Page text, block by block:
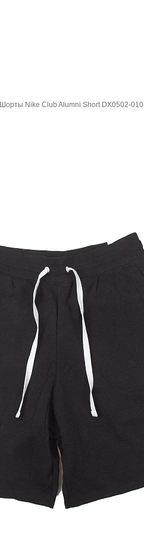
Шорты Nike Club Alumni Short DX0502-010